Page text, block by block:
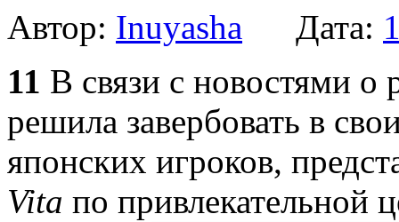
Автор: Inuyasha Дата:
11 В связи с новостями о
решила завербовать в
японских игроков,
Vita по привлекательной